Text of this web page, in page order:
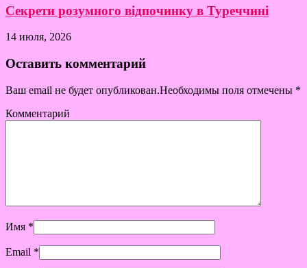
Секрети розумного відпочинку в Туреччині
14 июля, 2026
Оставить комментарий
Ваш email не будет опубликован.Необходимы поля отмечены *
Комментарий
Имя *
Email *